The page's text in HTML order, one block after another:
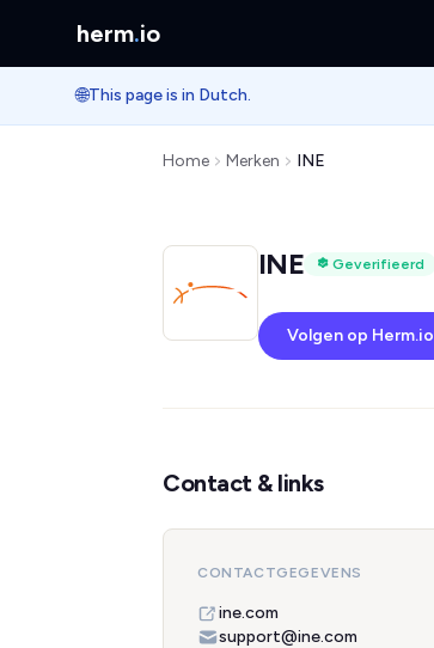
herm.io
🌐This page is in Dutch.
Home Merken INE
INE Geverifieerd
Volgen op Herm.io
Contact & links
CONTACTGEGEVENS
ine.com
support@ine.com